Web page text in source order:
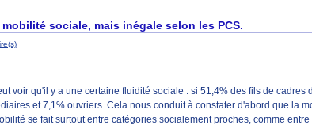
sociale, mais inégale selon les PCS.
voir qu'il y a une certaine fluidité sociale : si 51,4% des fils de cadres
et 7,1% ouvriers. Cela nous conduit à constater d'abord que la
se fait surtout entre catégories socialement proches, comme